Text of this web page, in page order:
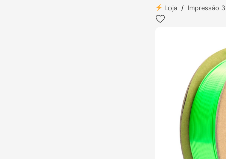
Loja / Impressão